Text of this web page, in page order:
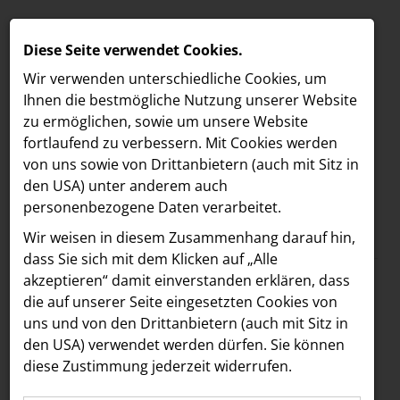
MELDUNGEN
LOEBELL NORDBERG
INNER
aehre
Astoria Artshow
B/S/H Hausgeräte
Meldungen /
Text Bilder
13.04.2023
Design-Spa
ATMOSPHERE by
Diese Seite verwendet Cookies.
Wir verwenden unterschiedliche Cookies, um
Ihnen die best­mögliche Nutzung unserer Website
zu ermöglichen, sowie um unsere Website
fortlaufend zu verbessern. Mit Cookies werden
von uns sowie von Drittanbietern (auch mit Sitz in
den USA) unter anderem auch
personenbezogene Daten verarbeitet.
Wir weisen in diesem Zusammenhang darauf hin,
dass Sie sich mit dem Klicken auf „Alle
akzeptieren“ damit ein­ver­standen erklären, dass
die auf unserer Seite eingesetzten Cookies von
uns und von den Drittanbietern (auch mit Sitz in
den USA) verwendet werden dürfen. Sie können
diese Zustimmung jederzeit widerrufen.